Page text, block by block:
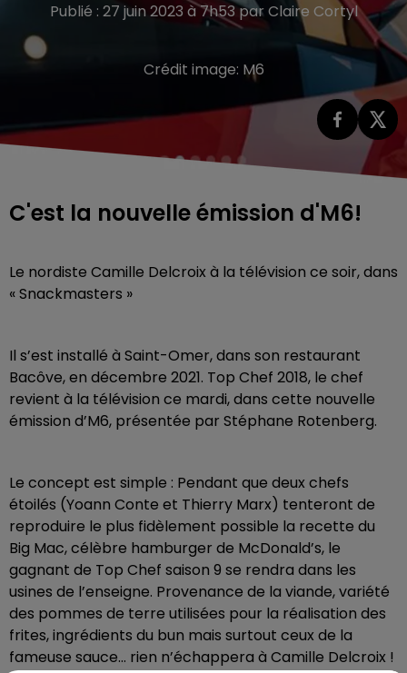
Publié : 27 juin 2023 à 7h53 par Claire Cortyl
Crédit image: M6
C'est la nouvelle émission d'M6!
Le nordiste Camille Delcroix à la télévision ce soir, dans
« Snackmasters »
Il s’est installé à Saint-Omer, dans son restaurant
Bacôve, en décembre 2021. Top Chef 2018, le chef
revient à la télévision ce mardi, dans cette nouvelle
émission d’M6, présentée par Stéphane Rotenberg.
Le concept est simple : Pendant que deux chefs
étoilés (Yoann Conte et Thierry Marx) tenteront de
reproduire le plus fidèlement possible la recette du
Big Mac, célèbre hamburger de McDonald’s, le
gagnant de Top Chef saison 9 se rendra dans les
usines de l’enseigne. Provenance de la viande, variété
des pommes de terre utilisées pour la réalisation des
frites, ingrédients du bun mais surtout ceux de la
fameuse sauce… rien n’échappera à Camille Delcroix !